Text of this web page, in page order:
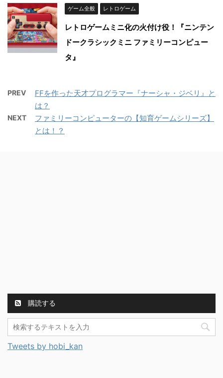
ゲーム全般 レトロゲーム
レトロゲームミニ化の火付け役！『ニンテン
ドークラシックミニ ファミリーコンピュー
タ』
PREV
FFを作った天才プログラマー『ナーシャ・ジベリ』と
は？
NEXT
ファミリーコンピューターの【知育ゲームシリーズ】
とは！？
購読する
Tweets by hobi_kan